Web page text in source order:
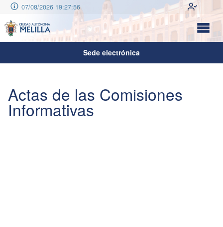
07/08/2026 19:27:56
Sede electrónica
Actas de las Comisiones
Informativas